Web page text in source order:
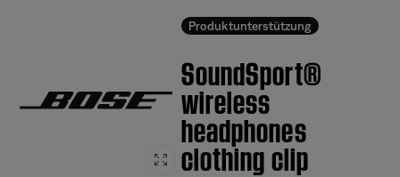
Produktunterstützung
SoundSport®
wireless
headphones
clothing clip